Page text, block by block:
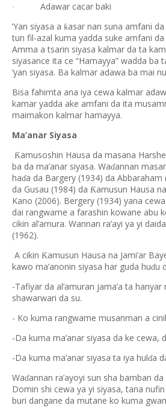
·
Adawar cacar baki
‘Yan siyasa a ƙasar nan suna amfani
tun fil-azal kuma yadda suke amfani da
Amma a tsarin siyasa kalmar da ta
siyasance ita ce “Hamayya” wadda ba
‘yan siyasa. Ba kalmar adawa ba mai
Bisa fahimta ana iya cewa kalmar
kamar yadda ake amfani da ita
maimakon kalmar hamayya.
Ma’anar Siyasa
Ƙamusoshin Hausa da masana
ba da ma’anar siyasa. Waɗannan
haɗa da Bargery (1934) da Abbaraham
da Gusau (1984) da Ƙamusun Hausa
Kano (2006). Bergery (1934) yana
dai rangwame a farashin kowane abu
cikin al’amura. Wannan ra’ayi ya yi
(1962).
A cikin Ƙamusun Hausa na Jami’ar
kawo ma’anonin siyasa har guda huɗu
-Tafiyar da al’amuran jama’a ta hanyar
shawarwari da su.
- Ko kuma rangwame musanman a
-Da kuma ma’anar siyasa da ke cewa,
-Da kuma ma’anar siyasa ta iya hulɗa
Waɗannan ra’ayoyi sun sha bamban
Domin shi cewa ya yi siyasa, tana
buri dangane da mutane ko kuma